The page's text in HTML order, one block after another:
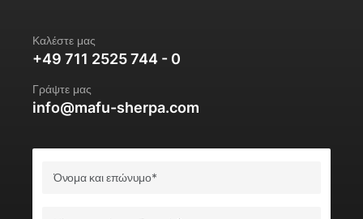
Καλέστε μας
+49 711 2525 744 - 0
Γράψτε μας
info@mafu-sherpa.com